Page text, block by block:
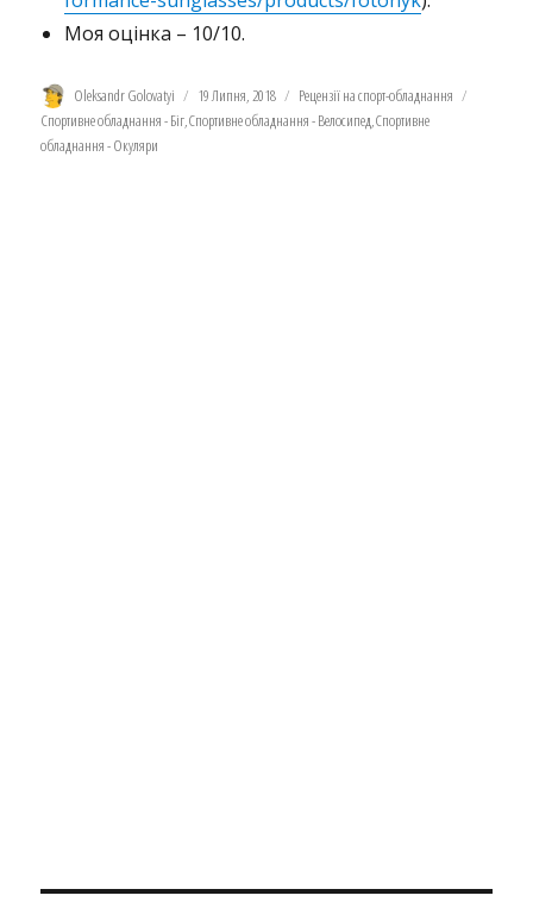
Моя оцінка – 10/10.
Автор
Oleksandr Golovatyi Оприлюднено
19 Липня, 2018 Категорії
Рецензії на спорт-обладнання
Спортивне обладнання - Біг,Спортивне обладнання - Велосипед,Спортивне
обладнання - Окуляри